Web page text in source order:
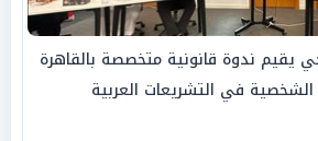
يقيم ندوة قانونية متخصصة بالقاهرة
في التشريعات العربية